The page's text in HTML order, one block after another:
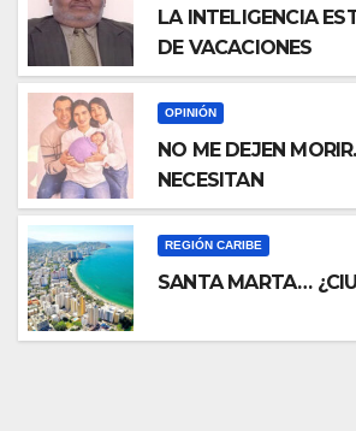
LA INTELIGENCIA
DE VACACIONES
OPINIÓN
NO ME DEJEN
NECESITAN
REGIÓN CARIBE
SANTA MARTA…